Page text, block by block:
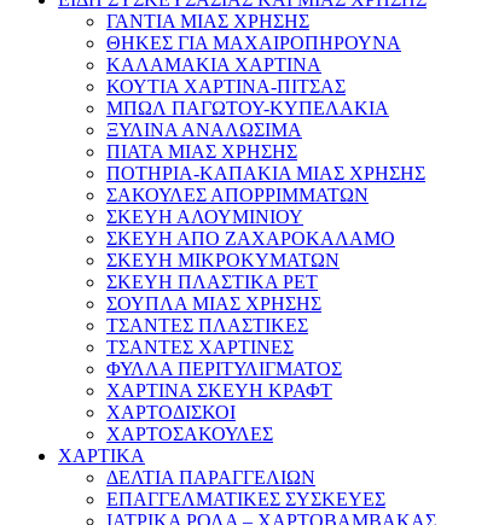
ΓΑΝΤΙΑ ΜΙΑΣ ΧΡΗΣΗΣ
ΘΗΚΕΣ ΓΙΑ ΜΑΧΑΙΡΟΠΗΡΟΥΝΑ
ΚΑΛΑΜΑΚΙΑ ΧΑΡΤΙΝΑ
ΚΟΥΤΙΑ ΧΑΡΤΙΝΑ-ΠΙΤΣΑΣ
ΜΠΩΛ ΠΑΓΩΤΟΥ-ΚΥΠΕΛΑΚΙΑ
ΞΥΛΙΝΑ ΑΝΑΛΩΣΙΜΑ
ΠΙΑΤΑ ΜΙΑΣ ΧΡΗΣΗΣ
ΠΟΤΗΡΙΑ-ΚΑΠΑΚΙΑ ΜΙΑΣ ΧΡΗΣΗΣ
ΣΑΚΟΥΛΕΣ ΑΠΟΡΡΙΜΜΑΤΩΝ
ΣΚΕΥΗ ΑΛΟΥΜΙΝΙΟΥ
ΣΚΕΥΗ ΑΠΟ ΖΑΧΑΡΟΚΑΛΑΜΟ
ΣΚΕΥΗ ΜΙΚΡΟΚΥΜΑΤΩΝ
ΣΚΕΥΗ ΠΛΑΣΤΙΚΑ PET
ΣΟΥΠΛΑ ΜΙΑΣ ΧΡΗΣΗΣ
ΤΣΑΝΤΕΣ ΠΛΑΣΤΙΚΕΣ
ΤΣΑΝΤΕΣ ΧΑΡΤΙΝΕΣ
ΦΥΛΛΑ ΠΕΡΙΤΥΛΙΓΜΑΤΟΣ
ΧΑΡΤΙΝΑ ΣΚΕΥΗ ΚΡΑΦΤ
ΧΑΡΤΟΔΙΣΚΟΙ
ΧΑΡΤΟΣΑΚΟΥΛΕΣ
ΧΑΡΤΙΚΑ
ΔΕΛΤΙΑ ΠΑΡΑΓΓΕΛΙΩΝ
ΕΠΑΓΓΕΛΜΑΤΙΚΕΣ ΣΥΣΚΕΥΕΣ
ΙΑΤΡΙΚΑ ΡΟΛΑ – ΧΑΡΤΟΒΑΜΒΑΚΑΣ